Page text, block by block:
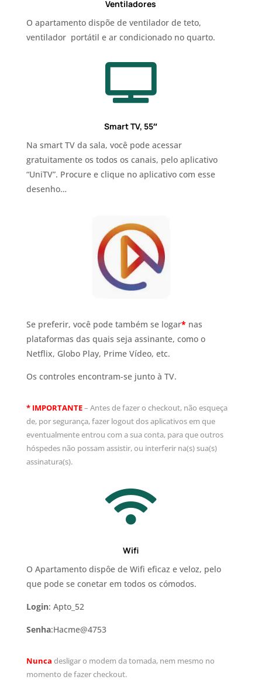
Ventiladores
O apartamento dispõe de ventilador de teto,
ventilador portátil e ar condicionado no quarto.

Smart TV, 55″
Na smart TV da sala, você pode acessar
gratuitamente os todos os canais, pelo aplicativo
“UniTV”. Procure e clique no aplicativo com esse
desenho…
Se preferir, você pode também se logar*nas
plataformas das quais seja assinante, como o
Netflix, Globo Play, Prime Vídeo, etc.
Os controles encontram-se junto à TV.
* IMPORTANTE– Antes de fazer o checkout, não esqueça
de, por segurança, fazer logout dos aplicativos em que
eventualmente entrou com a sua conta, para que outros
hóspedes não possam assistir, ou interferir na(s) sua(s)
assinatura(s).

Wifi
O Apartamento dispôe de Wifi eficaz e veloz, pelo
que pode se conetar em todos os cómodos.
Login: Apto_52
Senha:Hacme@4753
Nunca desligar o modem da tomada, nem mesmo no
momento de fazer checkout.